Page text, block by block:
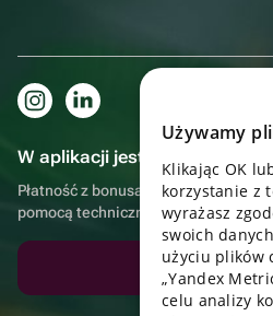
W aplikacji jest to jeszcze
Płatność z bonusami, samodzielna
pomocą techniczną
Pobierz
Używamy
Klikając OK
korzystanie z
wyrażasz
swoich
użyciu plików
„Yandex
celu analizy